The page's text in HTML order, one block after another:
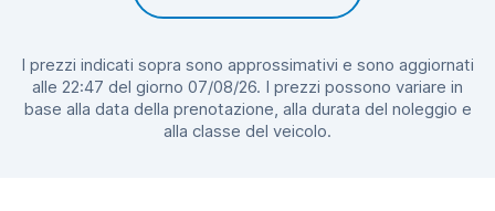
I prezzi indicati sopra sono approssimativi e sono aggiornati
alle 22:47 del giorno 07/08/26. I prezzi possono variare in
base alla data della prenotazione, alla durata del noleggio e
alla classe del veicolo.